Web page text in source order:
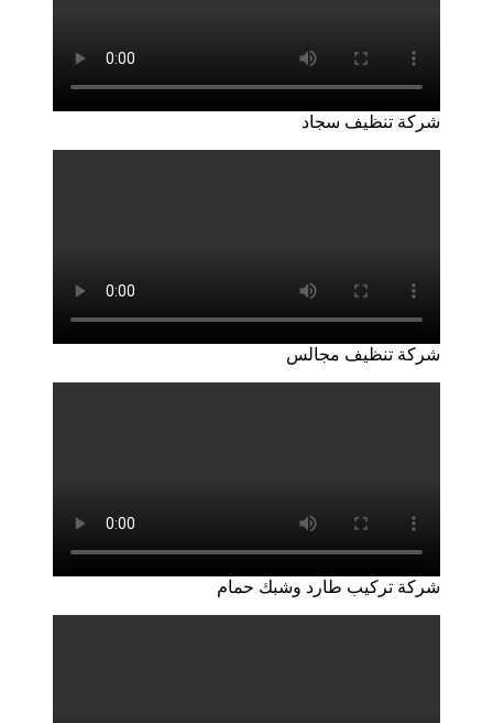
شركة تنظيف سجاد
شركة تنظيف مجالس
شركة تركيب طارد وشبك حمام